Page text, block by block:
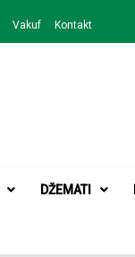
Vakuf Kontakt
DŽEMATI